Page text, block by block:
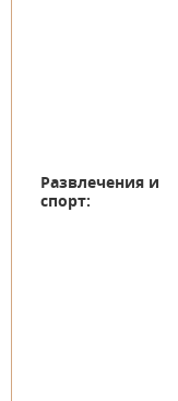
Развлечения и
спорт: